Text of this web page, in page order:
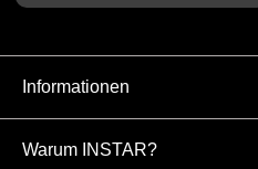
Informationen
Warum INSTAR?